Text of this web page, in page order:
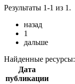
Результаты 1-1 из 1.
назад
1
дальше
Найденные ресурсы:
Дата
публикации